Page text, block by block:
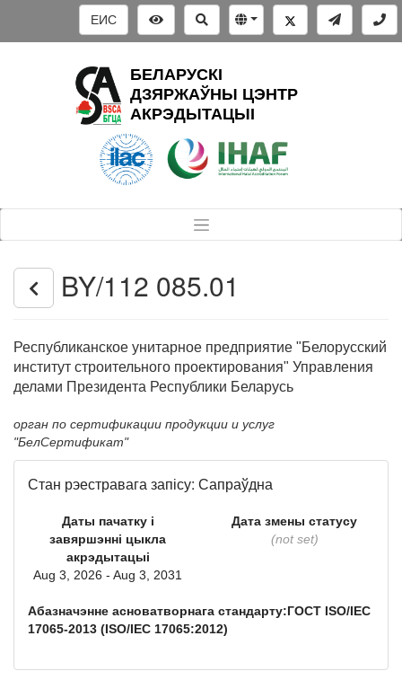
ЕИС
БЕЛАРУСКІ
ДЗЯРЖАЎНЫ ЦЭНТР
АКРЭДЫТАЦЫІ
BY/112 085.01
Республиканское унитарное предприятие "Белорусский
институт строительного проектирования" Управления
делами Президента Республики Беларусь
орган по сертификации продукции и услуг
"БелСертификат"
Стан рэестравага запісу: Сапраўдна
Даты пачатку і
завяршэнні цыкла
акрэдытацыі
Aug 3, 2026 - Aug 3, 2031
Дата змены статусу
(not set)
Абазначэнне асноватворнага стандарту:ГОСТ ISO/IEC
17065-2013 (ISO/IEC 17065:2012)